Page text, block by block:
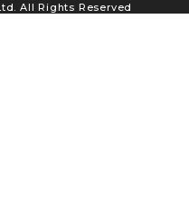
All Rights Reserved